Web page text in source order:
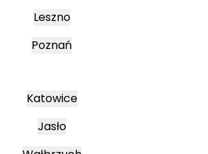
Leszno
Poznań
Katowice
Jasło